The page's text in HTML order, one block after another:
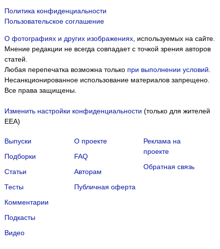
Политика конфиденциальности
Пользовательское соглашение
О фотографиях и других изображениях, используемых на сайте.
Мнение редакции не всегда совпадает с точкой зрения авторов
статей.
Любая перепечатка возможна только при выполнении условий.
Несанкционированное использование материалов запрещено.
Все права защищены.
Изменить настройки конфиденциальности (только для жителей
EEA)
Выпуски
Подборки
Статьи
Тесты
Комментарии
Подкасты
Видео
О проекте
FAQ
Авторам
Публичная оферта
Реклама на
проекте
Обратная связь